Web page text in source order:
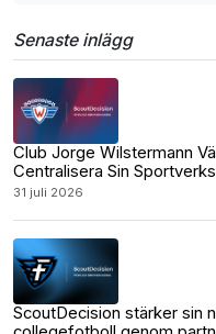
Senaste inlägg
Club Jorge Wilstermann
Centralisera Sin
31 juli 2026
ScoutDecision stärker sin